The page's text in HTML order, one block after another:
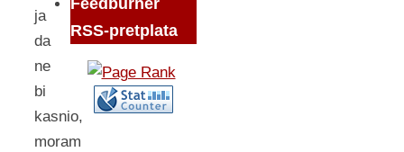
ja
da
ne
bi
kasnio,
moram
Feedburner
RSS-pretplata